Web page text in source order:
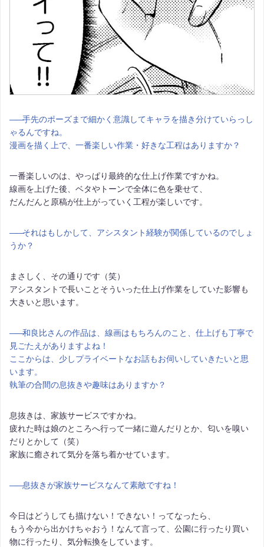
――手先のポーズまで細かく意識してキャラを描き分けていらっし
ゃるんですね。
漫画を描く上で、一番楽しい作業・好きな工程はありますか？
一番楽しいのは、やっぱり最終的な仕上げ作業ですかね。
線画を上げた後、ベタやトーンで全体に色を乗せて、
だんだんと原稿が仕上がっていく工程が楽しいです。
――それはもしかして、アシスタント経験が関係しているのでしょ
うか？
まさしく、その通りです（笑）
アシスタントで長いことそういった仕上げ作業をしていた影響も
大きいと思います。
――和良比さんの作品は、線画はもちろんのこと、仕上げも丁寧で
見ごたえがありますよね！
ここからは、少しプライベートなお話もお伺いしていきたいと思
います。
執筆の合間の息抜きや趣味はありますか？
息抜きは、家族サービスですかね。
疲れた時は娘のところへ行って一緒に遊んだりとか、匂いを嗅い
だりとかして（笑）
家族に癒されて気分を落ち着かせています。
――息抜きが家族サービスなんて素敵ですね！
今日はどうしても描けない！できない！ってなったら、
もう今から出かけちゃおう！なんて言って、公園に行ったり買い
物に行ったり、気分転換をしています。